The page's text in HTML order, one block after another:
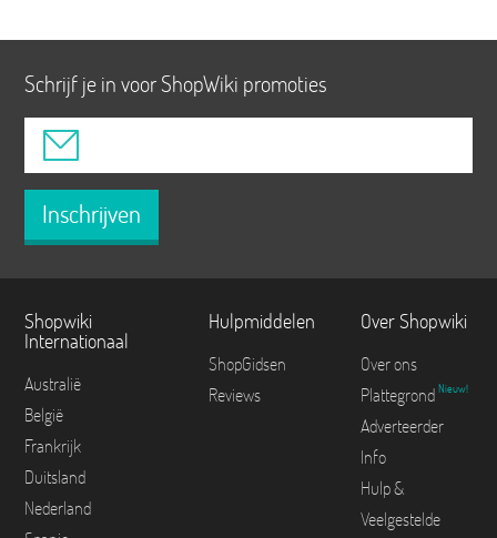
Schrijf je in voor ShopWiki promoties
Inschrijven
Shopwiki
Internationaal
Australië
België
Frankrijk
Duitsland
Nederland
Hulpmiddelen
ShopGidsen
Reviews
Over Shopwiki
Over ons
Plattegrond Nieuw!
Adverteerder
Info
Hulp &
Veelgestelde